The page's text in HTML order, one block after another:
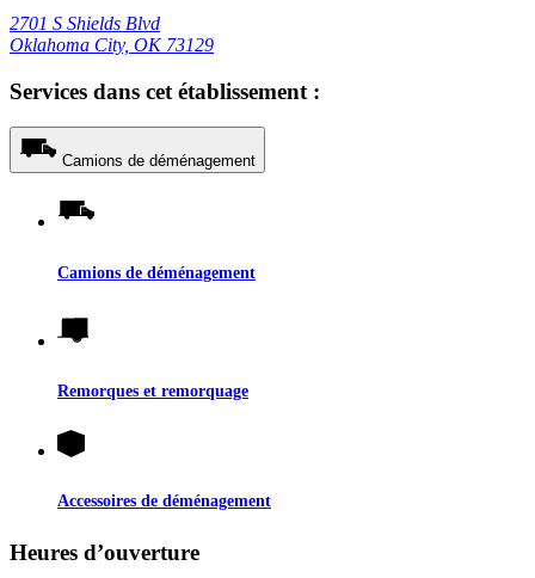
2701 S Shields Blvd
Oklahoma City, OK 73129
Services dans cet établissement :
Camions de déménagement
Camions de déménagement
Remorques et remorquage
Accessoires de déménagement
Heures d’ouverture